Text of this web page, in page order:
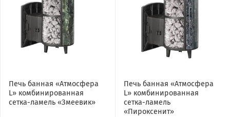
Печь банная «Атмосфера
L» комбинированная
сетка-ламель «Змеевик»
Печь банная «Атмосфера
L» комбинированная
сетка-ламель
«Пироксенит»